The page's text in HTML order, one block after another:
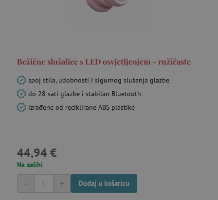
Bežične slušalice s LED osvjetljenjem - ružičaste
spoj stila, udobnosti i sigurnog slušanja glazbe
do 28 sati glazbe i stabilan Bluetooth
izrađene od reciklirane ABS plastike
44,94 €
Na zalihi
+
- Dodaj u košaricu